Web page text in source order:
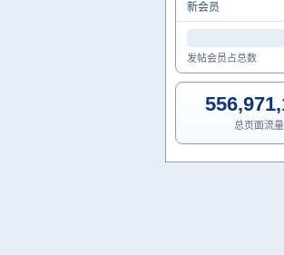
新会员
发帖会员占总数
总页面流量